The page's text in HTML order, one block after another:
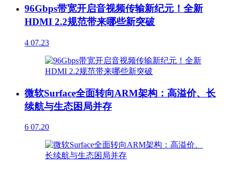
96Gbps带宽开启音视频传输新纪元！全新
HDMI 2.2规范带来哪些新突破
4 07.23
微软Surface全面转向ARM架构：高溢价、长
续航与生态困局并存
6 07.20